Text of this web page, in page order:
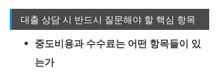
대출 상담 시 반드시 질문해야 할 핵심 항목
중도비용과 수수료는 어떤 항목들이 있
는가